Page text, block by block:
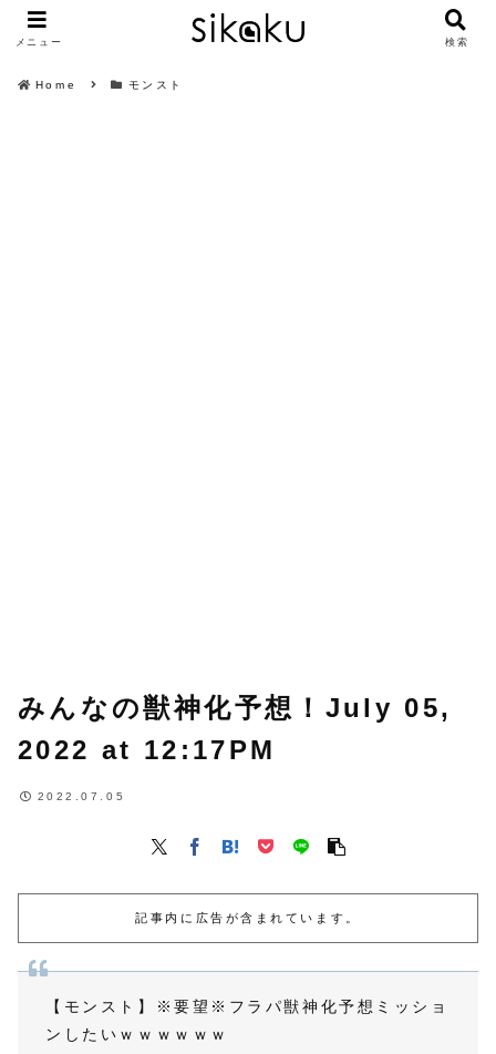
Home モンスト
みんなの獣神化予想！July 05,
2022 at 12:17PM
2022.07.05
記事内に広告が含まれています。
【モンスト】※要望※フラパ獣神化予想ミッショ
ンしたいｗｗｗｗｗｗ
メニュー 検索